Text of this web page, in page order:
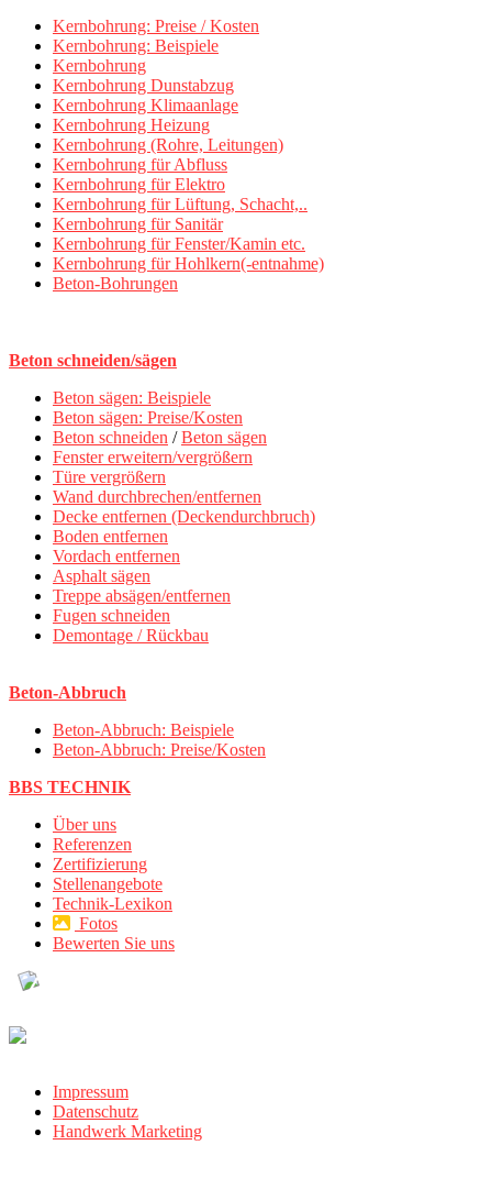
Kernbohrung: Preise / Kosten
Kernbohrung: Beispiele
Kernbohrung
Kernbohrung Dunstabzug
Kernbohrung Klimaanlage
Kernbohrung Heizung
Kernbohrung (Rohre, Leitungen)
Kernbohrung für Abfluss
Kernbohrung für Elektro
Kernbohrung für Lüftung, Schacht,..
Kernbohrung für Sanitär
Kernbohrung für Fenster/Kamin etc.
Kernbohrung für Hohlkern(-entnahme)
Beton-Bohrungen
Beton schneiden/sägen
Beton sägen: Beispiele
Beton sägen: Preise/Kosten
Beton schneiden /Beton sägen
Fenster erweitern/vergrößern
Türe vergrößern
Wand durchbrechen/entfernen
Decke entfernen (Deckendurchbruch)
Boden entfernen
Vordach entfernen
Asphalt sägen
Treppe absägen/entfernen
Fugen schneiden
Demontage / Rückbau
Beton-Abbruch
Beton-Abbruch: Beispiele
Beton-Abbruch: Preise/Kosten
BBS TECHNIK
Über uns
Referenzen
Zertifizierung
Stellenangebote
Technik-Lexikon
Fotos
Bewerten Sie uns
Impressum
Datenschutz
Handwerk Marketing